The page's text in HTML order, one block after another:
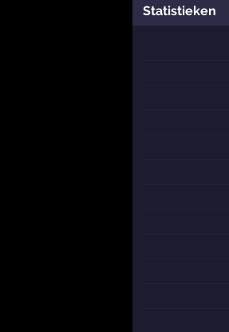
Statistieken